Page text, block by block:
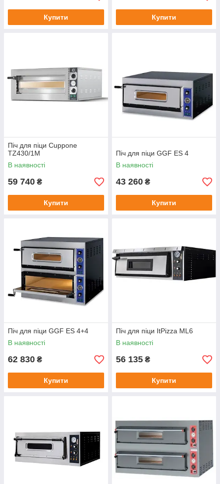
Купити Купити
Піч для піци Cuppone
TZ430/1M
В наявності
59 740 ₴
Купити
Піч для піци GGF ES 4
В наявності
43 260 ₴
Купити
Піч для піци GGF ES 4+4
В наявності
62 830 ₴
Купити
Піч для піци ItPizza ML6
В наявності
56 135 ₴
Купити